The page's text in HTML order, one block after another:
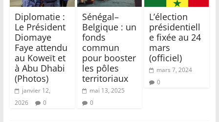
Diplomatie :
Le Président
Diomaye
Faye attendu
au Koweït et
à Abu Dhabi
(Photos)
janvier 12,
2026
0
Sénégal–
Belgique : un
fonds
commun
pour booster
les pôles
territoriaux
mai 13, 2025
0
L’élection
présidentiell
e fixée au 24
mars
(officiel)
mars 7, 2024
0